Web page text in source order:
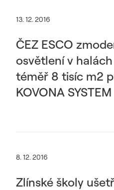
13. 12. 2016
ČEZ ESCO
osvětlení v
téměř 8 tisíc m2
KOVONA SYSTEM
8. 12. 2016
Zlínské školy